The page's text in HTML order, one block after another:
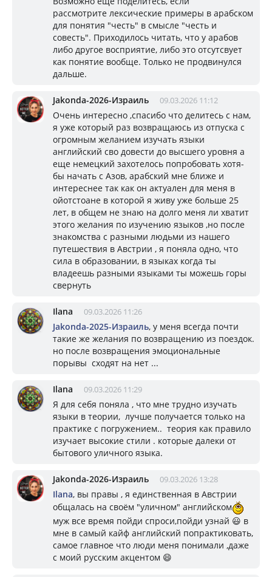
рассмотрите лексические примеры в арабском
для понятия "честь" в смысле "честь и
совесть". Приходилось читать, что у арабов
либо другое восприятие, либо это отсутсвует
как понятие вообще. Только не продвинулся
дальше.
Jakonda-2026-Израиль 09.03.2026 11:12
Очень интересно ,спасибо что делитесь с нам,
я уже который раз возвращаюсь из отпуска с
огромным желанием изучать языки
английский сво довести до высшего уровня а
еще немецкий захотелось попробовать хотя-
бы начать с Азов, арабский мне ближе и
интереснее так как он актуален для меня в
ойотстоане в которой я живу уже больше 25
лет, в общем не знаю на долго меня ли хватит
этого желания по изучению языков ,но после
знакомства с разными людьми из нашего
путешествия в Австрии , я поняла одно, что
сила в образовании, в языках когда ты
владеешь разными языками ты можешь горы
свернуть
Ilana 09.03.2026 11:26
Jakonda-2025-Израиль, у меня всегда почти
такие же желания по возвращению из поездок.
но после возвращения эмоциональные
порывы сходят на нет ...
Ilana 09.03.2026 11:29
Я для себя поняла , что мне трудно изучать
языки в теории, лучше получается только на
практике с погружением.. теория как правило
изучает высокие стили . которые далеки от
бытового уличного языка.
Jakonda-2026-Израиль 09.03.2026 13:28
Ilana, вы правы , я единственная в Австрии
общалась на своём "уличном" английском
муж все время пойди спроси,пойди узнай 😃 в
мне в самый кайф английский попрактиковать,
самое главное что люди меня понимали ,даже
с моий русским акцентом 😄